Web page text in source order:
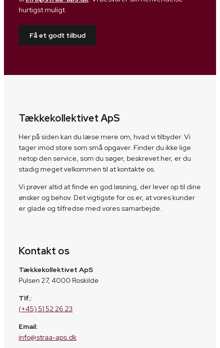
hurtigst muligt.
Få et godt tilbud
Tækkekollektivet ApS
Her på siden kan du læse mere om, hvad vi tilbyder. Vi
tager imod store som små opgaver. Finder du ikke lige
netop den service, som du søger, beskrevet her, er du
stadig meget velkommen til at kontakte os.
Vi prøver altid at finde en god løsning, der lever op til dine
ønsker og behov. Det vigtigste for os er, at vores kunder
er glade og tilfredse med vores samarbejde.
Kontakt os
Tækkekollektivet ApS
Pulsen 27, 4000 Roskilde
Tlf.:
(+45) 51 52 26 23
Email:
info@straa-aps.dk